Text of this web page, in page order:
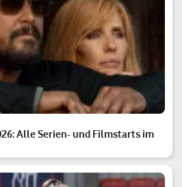
Alle Serien- und Filmstarts im